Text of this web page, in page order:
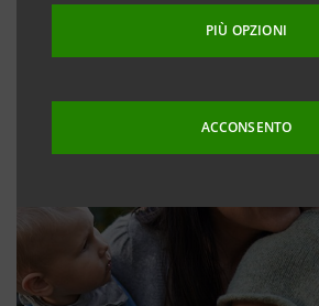
PIÙ OPZIONI
ACCONSENTO